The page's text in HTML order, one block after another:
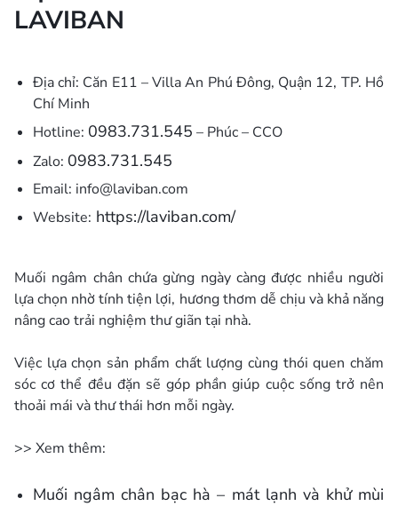
LAVIBAN
Địa chỉ: Căn E11 – Villa An Phú Đông, Quận 12, TP. Hồ
Chí Minh
Hotline: 0983.731.545 – Phúc – CCO
Zalo: 0983.731.545
Email: info@laviban.com
Website: https://laviban.com/
Muối ngâm chân chứa gừng ngày càng được nhiều người
lựa chọn nhờ tính tiện lợi, hương thơm dễ chịu và khả năng
nâng cao trải nghiệm thư giãn tại nhà.
Việc lựa chọn sản phẩm chất lượng cùng thói quen chăm
sóc cơ thể đều đặn sẽ góp phần giúp cuộc sống trở nên
thoải mái và thư thái hơn mỗi ngày.
>> Xem thêm:
Muối ngâm chân bạc hà – mát lạnh và khử mùi